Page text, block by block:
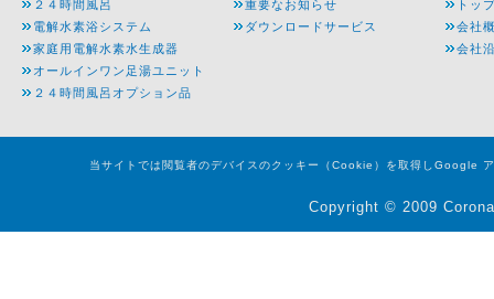
２４時間風呂
電解水素浴システム
家庭用電解水素水生成器
オールインワン足湯ユニット
２４時間風呂オプション品
重要なお知らせ
ダウンロードサービス
トッ
会社
会社
当サイトでは閲覧者のデバイスのクッキー（Cookie）を取得しGoogle
Copyright © 2009